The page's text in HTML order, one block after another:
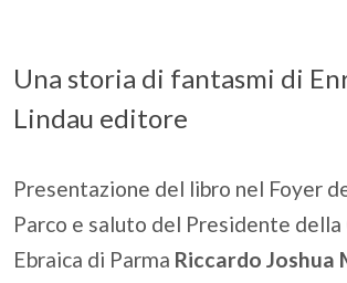
Una storia di fantasmi di
Lindau editore
Presentazione del libro nel Foyer
Parco e saluto del Presidente della
Ebraica di Parma Riccardo Joshua